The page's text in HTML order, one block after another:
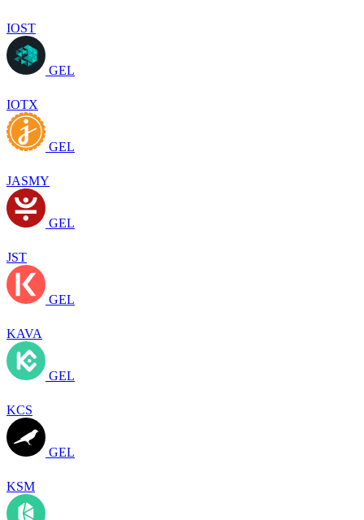
IOST
GEL
IOTX
GEL
JASMY
GEL
JST
GEL
KAVA
GEL
KCS
GEL
KSM